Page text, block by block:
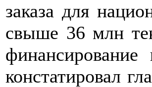
заказа для
свыше 36 млн
констатировал